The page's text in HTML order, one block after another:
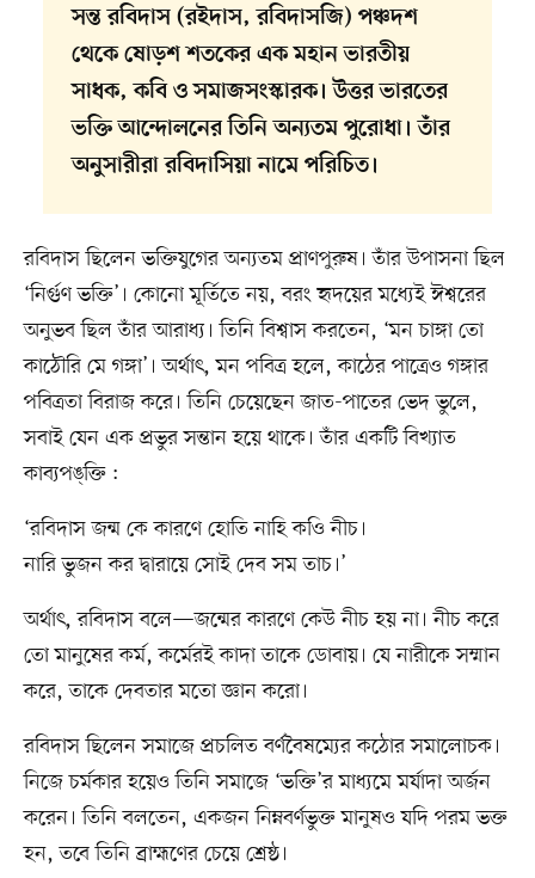
সন্ত রবিদাস (রইদাস, রবিদাসজি) পঞ্চদশ
থেকে ষোড়শ শতকের এক মহান ভারতীয়
সাধক, কবি ও সমাজসংস্কারক। উত্তর ভারতের
ভক্তি আন্দোলনের তিনি অন্যতম পুরোধা। তাঁর
অনুসারীরা রবিদাসিয়া নামে পরিচিত।
রবিদাস ছিলেন ভক্তিযুগের অন্যতম প্রাণপুরুষ। তাঁর উপাসনা ছিল
‘নির্গুণ ভক্তি’। কোনো মূর্তিতে নয়, বরং হৃদয়ের মধ্যেই ঈশ্বরের
অনুভব ছিল তাঁর আরাধ্য। তিনি বিশ্বাস করতেন, ‘মন চাঙ্গা তো
কাঠৌরি মে গঙ্গা’। অর্থাৎ, মন পবিত্র হলে, কাঠের পাত্রেও গঙ্গার
পবিত্রতা বিরাজ করে। তিনি চেয়েছেন জাত-পাতের ভেদ ভুলে,
সবাই যেন এক প্রভুর সন্তান হয়ে থাকে। তাঁর একটি বিখ্যাত
কাব্যপঙ্‌ক্তি :
‘রবিদাস জন্ম কে কারণে হোতি নাহি কওি নীচ।
নারি ভুজন কর দ্বারায়ে সোই দেব সম তাচ।’
অর্থাৎ, রবিদাস বলে—জন্মের কারণে কেউ নীচ হয় না। নীচ করে
তো মানুষের কর্ম, কর্মেরই কাদা তাকে ডোবায়। যে নারীকে সম্মান
করে, তাকে দেবতার মতো জ্ঞান করো।
রবিদাস ছিলেন সমাজে প্রচলিত বর্ণবৈষম্যের কঠোর সমালোচক।
নিজে চর্মকার হয়েও তিনি সমাজে ‘ভক্তি’র মাধ্যমে মর্যাদা অর্জন
করেন। তিনি বলতেন, একজন নিম্নবর্ণভুক্ত মানুষও যদি পরম ভক্ত
হন, তবে তিনি ব্রাহ্মণের চেয়ে শ্রেষ্ঠ।